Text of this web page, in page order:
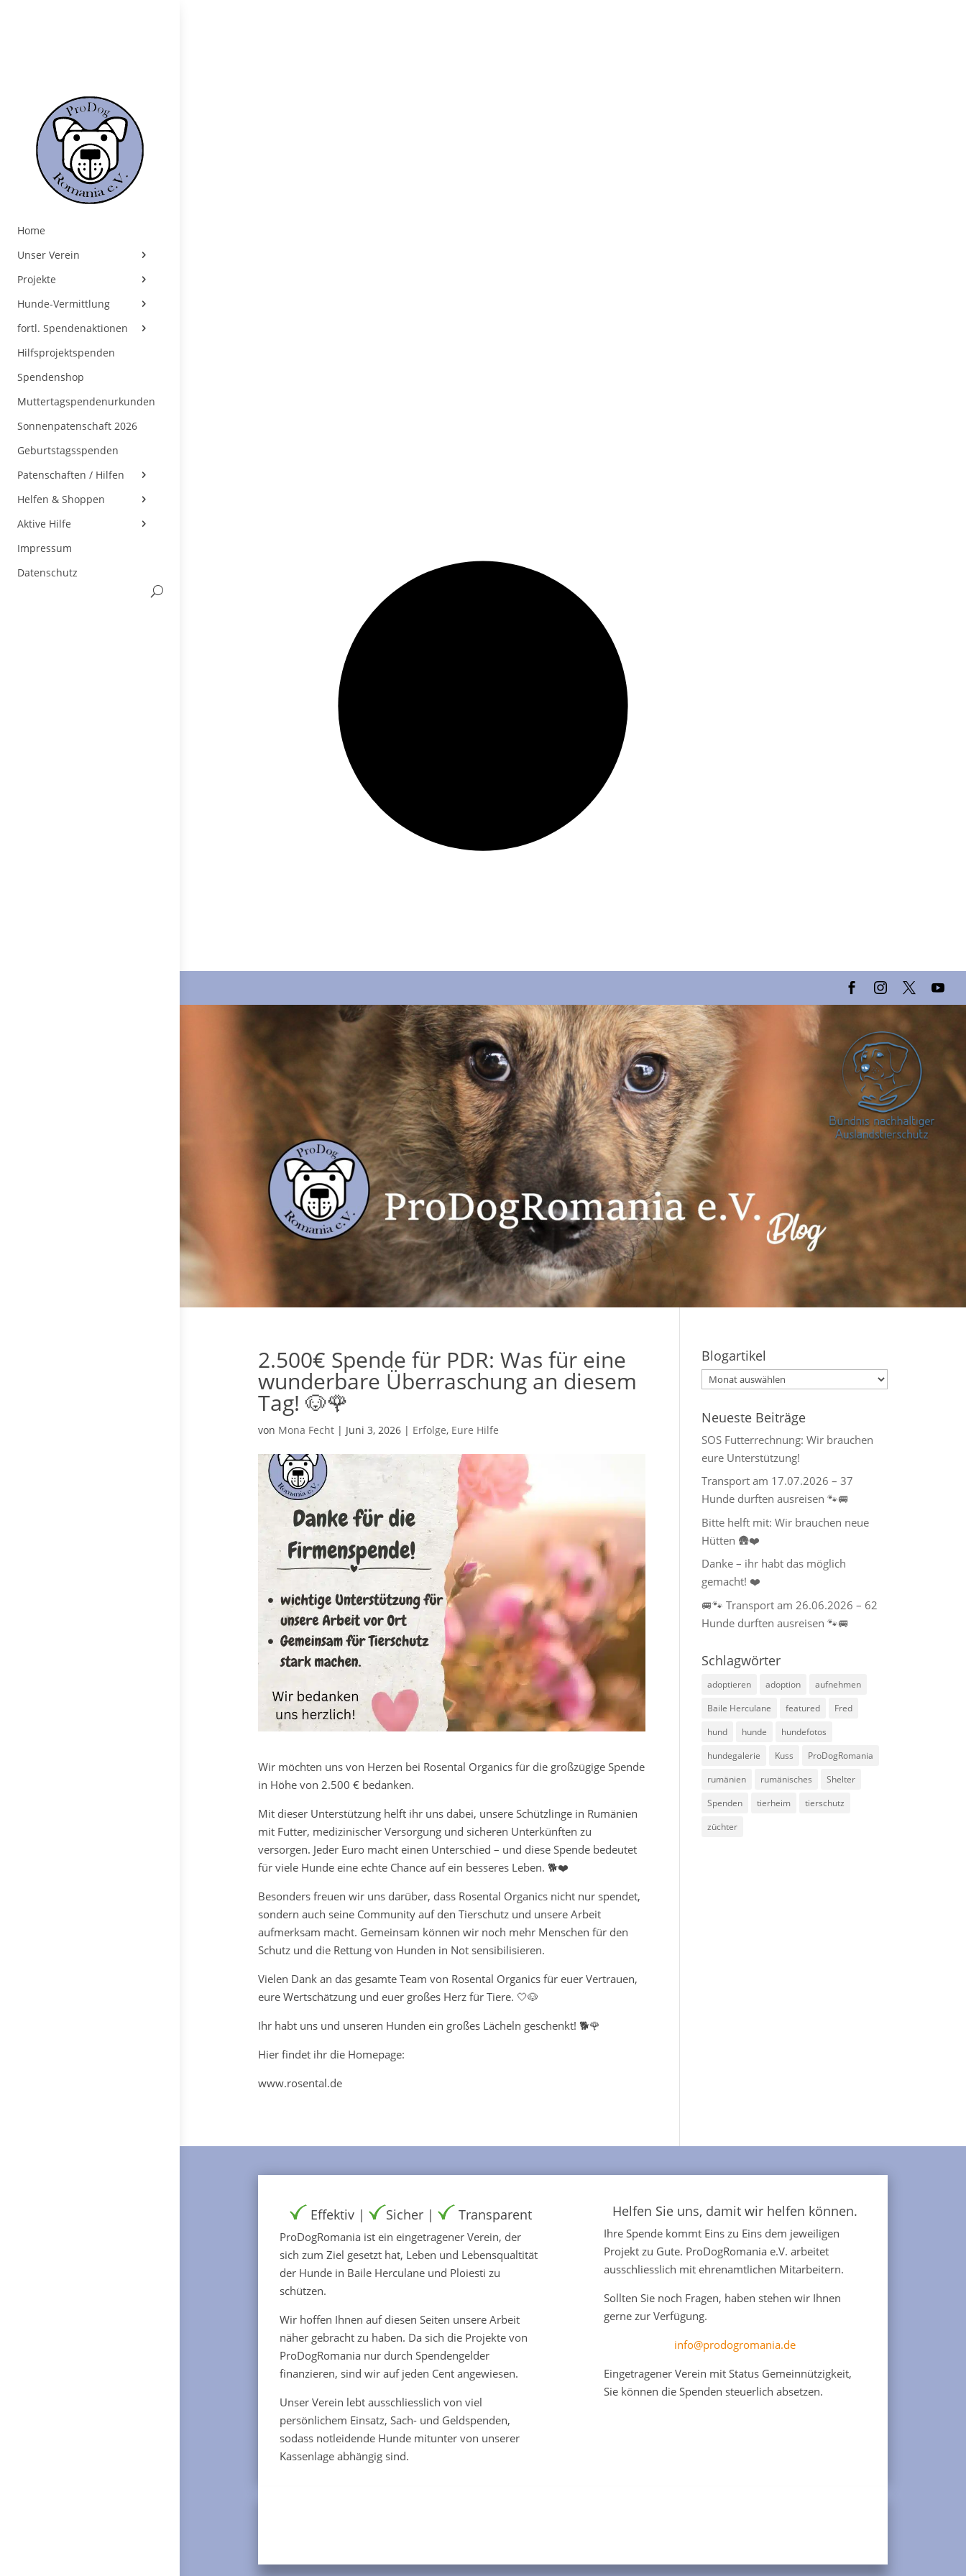
Home
Unser Verein
Projekte
Hunde-Vermittlung
fortl. Spendenaktionen
Hilfsprojektspenden
Spendenshop
Muttertagspendenurkunden
Sonnenpatenschaft 2026
Geburtstagsspenden
Patenschaften / Hilfen
Helfen & Shoppen
Aktive Hilfe
Impressum
Datenschutz
2.500€ Spende für PDR: Was für eine
wunderbare Überraschung an diesem
Tag! 🐶🌹
von Mona Fecht | Juni 3, 2026 | Erfolge, Eure Hilfe
Wir möchten uns von Herzen bei Rosental Organics für die großzügige Spende
in Höhe von 2.500 € bedanken.
Mit dieser Unterstützung helft ihr uns dabei, unsere Schützlinge in Rumänien
mit Futter, medizinischer Versorgung und sicheren Unterkünften zu
versorgen. Jeder Euro macht einen Unterschied – und diese Spende bedeutet
für viele Hunde eine echte Chance auf ein besseres Leben. 🐕❤️
Besonders freuen wir uns darüber, dass Rosental Organics nicht nur spendet,
sondern auch seine Community auf den Tierschutz und unsere Arbeit
aufmerksam macht. Gemeinsam können wir noch mehr Menschen für den
Schutz und die Rettung von Hunden in Not sensibilisieren.
Vielen Dank an das gesamte Team von Rosental Organics für euer Vertrauen,
eure Wertschätzung und euer großes Herz für Tiere. 🤍🐶
Ihr habt uns und unseren Hunden ein großes Lächeln geschenkt! 🐕🌹
Hier findet ihr die Homepage:
www.rosental.de
Blogartikel
Blogartikel
Neueste Beiträge
SOS Futterrechnung: Wir brauchen
eure Unterstützung!
Transport am 17.07.2026 – 37
Hunde durften ausreisen 🐾🚐
Bitte helft mit: Wir brauchen neue
Hütten 🛖❤️
Danke – ihr habt das möglich
gemacht! ❤️
🚐🐾 Transport am 26.06.2026 – 62
Hunde durften ausreisen 🐾🚐
Schlagwörter
adoptieren adoption
aufnehmen
Baile Herculane
featured
Fred
hund
hunde
hundefotos
hundegalerie
Kuss
ProDogRomania
rumänien
rumänisches
Shelter
Spenden
tierheim
tierschutz
züchter
Effektiv | Sicher | Transparent
ProDogRomania ist ein eingetragener Verein, der
sich zum Ziel gesetzt hat, Leben und Lebensqualtität
der Hunde in Baile Herculane und Ploiesti zu
schützen.
Wir hoffen Ihnen auf diesen Seiten unsere Arbeit
näher gebracht zu haben. Da sich die Projekte von
ProDogRomania nur durch Spendengelder
finanzieren, sind wir auf jeden Cent angewiesen.
Unser Verein lebt ausschliesslich von viel
persönlichem Einsatz, Sach- und Geldspenden,
sodass notleidende Hunde mitunter von unserer
Kassenlage abhängig sind.
Helfen Sie uns, damit wir helfen können.
Ihre Spende kommt Eins zu Eins dem jeweiligen
Projekt zu Gute. ProDogRomania e.V. arbeitet
ausschliesslich mit ehrenamtlichen Mitarbeitern.
Sollten Sie noch Fragen, haben stehen wir Ihnen
gerne zur Verfügung.
info@prodogromania.de
Eingetragener Verein mit Status Gemeinnützigkeit,
Sie können die Spenden steuerlich absetzen.